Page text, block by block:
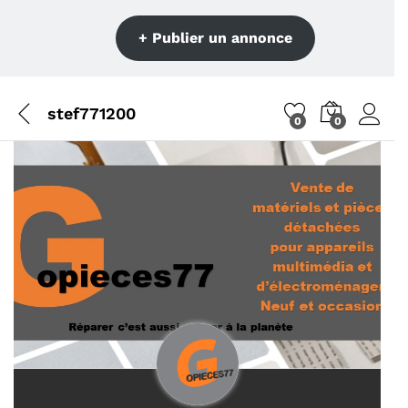
+ Publier un annonce
stef771200 0 0